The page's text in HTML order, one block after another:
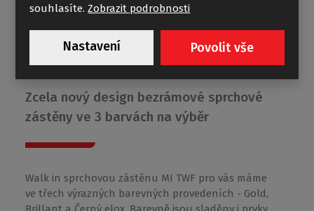
MI TWF
Zcela nový design bezrámové sprchové
zástěny ve 3 barvách na výběr
Walk in sprchovou zástěnu MI TWF pro vás máme
ve třech výrazných barevných provedeních - Gold,
souhlasíte.Zobrazit podrobnosti
Nastavení Povolit vše